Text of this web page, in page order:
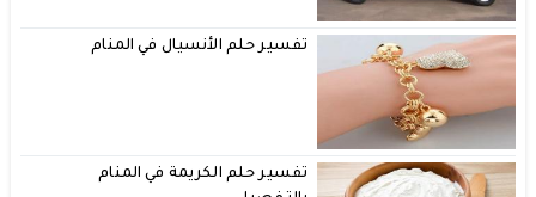
تفسير حلم الأنسيال في المنام
تفسير حلم الكريمة في المنام